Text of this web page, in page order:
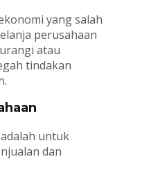
yang salah
perusahaan
atau
tindakan
untuk
dan